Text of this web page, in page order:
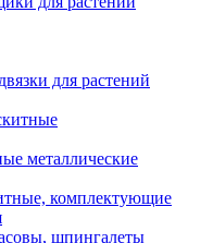
для растений
металлические
комплектующие
шпингалеты